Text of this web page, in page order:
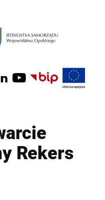
Rekers